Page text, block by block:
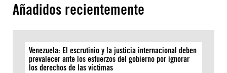
Añadidos recientemente
Venezuela: El escrutinio y la justicia internacional deben
prevalecer ante los esfuerzos del gobierno por ignorar
los derechos de las víctimas